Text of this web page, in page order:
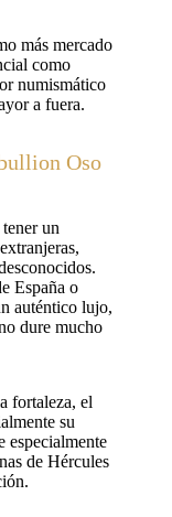
más mercado
como
numismático
a fuera.
Oso
un
España o
auténtico lujo,
dure mucho
fortaleza, el
su
especialmente
de Hércules